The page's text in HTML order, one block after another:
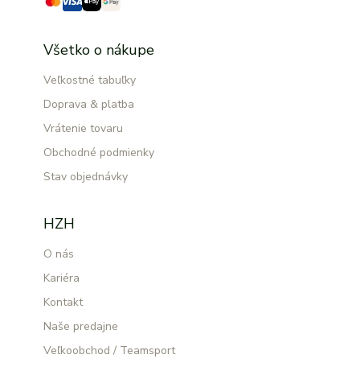
Všetko o nákupe
Veľkostné tabuľky
Doprava & platba
Vrátenie tovaru
Obchodné podmienky
Stav objednávky
HZH
O nás
Kariéra
Kontakt
Naše predajne
Veľkoobchod / Teamsport